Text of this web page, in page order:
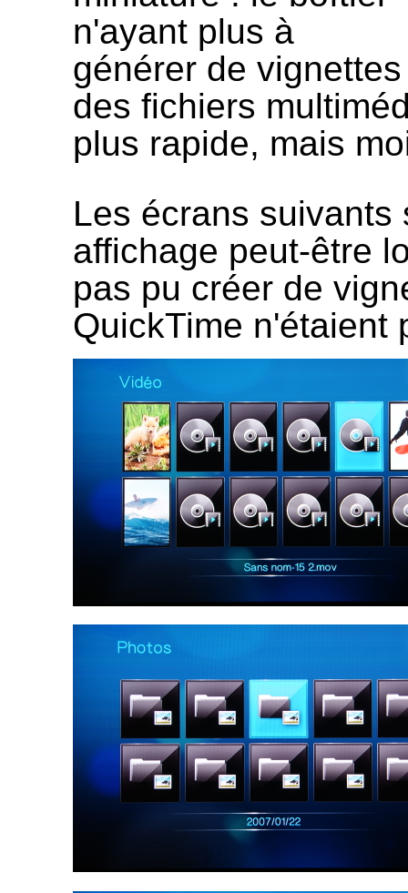
n'ayant plus à
générer de vignettes
des fichiers
plus rapide, mais
Les écrans suivants
affichage peut-être
pas pu créer de
QuickTime n'étaient